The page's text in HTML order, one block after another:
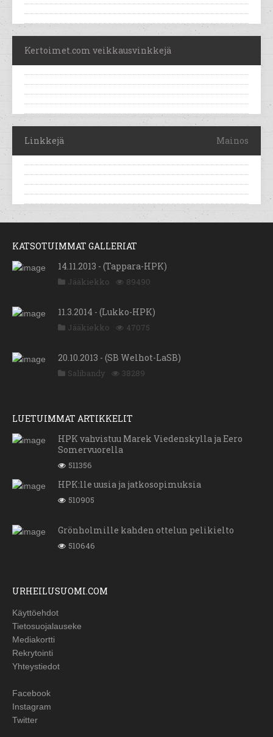
Kertoimet.com veikkausvinkkejä
Linkkejä Mainos
KATSOTUIMMAT GALLERIAT
14.11.2013 - (Tappara-HPK)
Jääkiekko 89490
11.3.2014 - (Lukko-HPK)
Jääkiekko 47075
20.10.2013 - (SB Welhot-LaSB)
Salibandy 38289
LUETUIMMAT ARTIKKELIT
HPK vahvistuu Marek Viedenskylla ja Eero
Somervuorella
511356
HPK:lle uusia ja jatkosopimuksia
510905
Grönholmille kahden ottelun pelikielto
510646
URHEILUSUOMI.COM
Käyttöehdot
Tietosuojalauseke
Mediakortti
Rekrytointi
Yhteystiedot
Facebook
Instagram
Twitter